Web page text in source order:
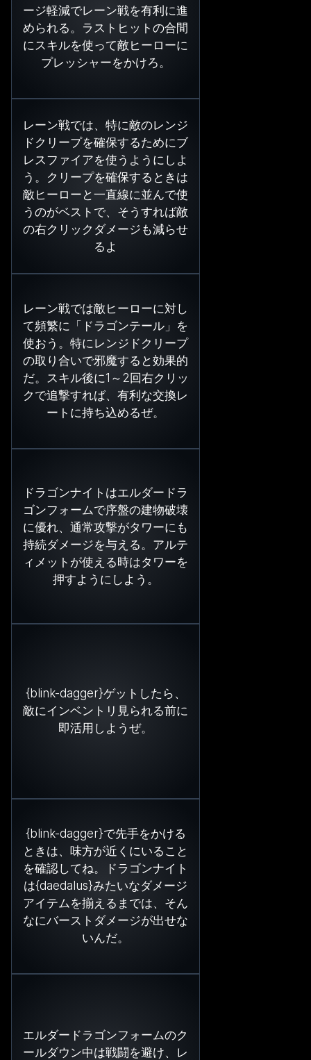
ージ軽減でレーン戦を有利に進
められる。ラストヒットの合間
にスキルを使って敵ヒーローに
プレッシャーをかけろ。
レーン戦では、特に敵のレンジ
ドクリープを確保するためにブ
レスファイアを使うようにしよ
う。クリープを確保するときは
敵ヒーローと一直線に並んで使
うのがベストで、そうすれば敵
の右クリックダメージも減らせ
るよ
レーン戦では敵ヒーローに対し
て頻繁に「ドラゴンテール」を
使おう。特にレンジドクリープ
の取り合いで邪魔すると効果的
だ。スキル後に1～2回右クリッ
クで追撃すれば、有利な交換レ
ートに持ち込めるぜ。
ドラゴンナイトはエルダードラ
ゴンフォームで序盤の建物破壊
に優れ、通常攻撃がタワーにも
持続ダメージを与える。アルテ
ィメットが使える時はタワーを
押すようにしよう。
{blink-dagger}ゲットしたら、
敵にインベントリ見られる前に
即活用しようぜ。
{blink-dagger}で先手をかける
ときは、味方が近くにいること
を確認してね。ドラゴンナイト
は{daedalus}みたいなダメージ
アイテムを揃えるまでは、そん
なにバーストダメージが出せな
いんだ。
エルダードラゴンフォームのク
ールダウン中は戦闘を避け、レ